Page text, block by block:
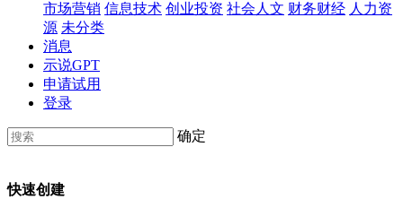
市场营销 信息技术 创业投资 社会人文 财务财经 人力资
源 未分类
消息
示说GPT
申请试用
登录
确定
快速创建